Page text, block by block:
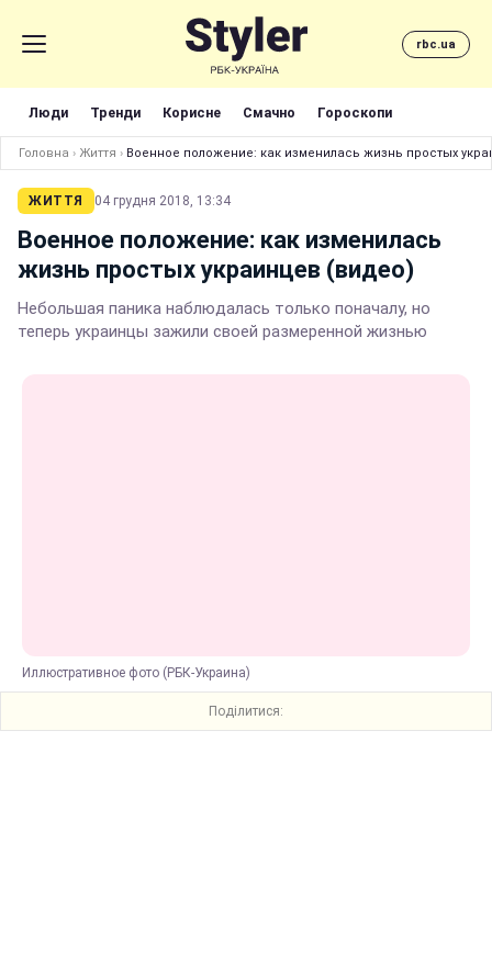
rbc.ua
Люди Тренди Корисне Смачно Гороскопи
Головна › Життя › Военное положение: как изменилась жизнь простых
ЖИТТЯ 04 грудня 2018, 13:34
Военное положение: как изменилась
жизнь простых украинцев (видео)
Небольшая паника наблюдалась только поначалу, но
теперь украинцы зажили своей размеренной жизнью
Иллюстративное фото (РБК-Украина)
Поділитися: